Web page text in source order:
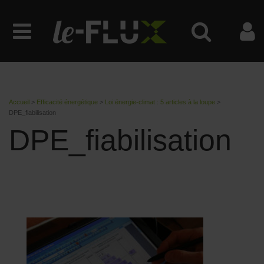
Accueil > Efficacité énergétique > Loi énergie-climat : 5 articles à la loupe >
DPE_fiabilisation
DPE_fiabilisation